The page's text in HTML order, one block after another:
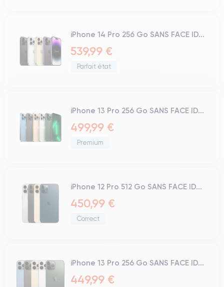
iPhone 14 Pro 256 Go SANS FACE ID...
539,99 €
Parfait état
iPhone 13 Pro 256 Go SANS FACE ID...
499,99 €
Premium
iPhone 12 Pro 512 Go SANS FACE ID...
450,99 €
Correct
iPhone 13 Pro 256 Go SANS FACE ID...
449,99 €